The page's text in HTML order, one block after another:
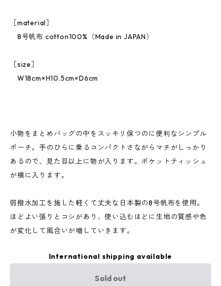
［material］
8号帆布 cotton100%（Made in JAPAN）
［size］
W18cm×H10.5cm×D6cm
小物をまとめバッグの中をスッキリ保つのに便利なシンプル
ポーチ。手のひらに乗るコンパクトさながらマチがしっかり
あるので、見た目以上に物が入ります。ポケットティッシュ
が横に入ります。
弱撥水加工を施した軽くて丈夫な日本製の8号帆布を使用。
ほどよい張りとコシがあり、使い込むほどに生地の質感や色
が変化して風合いが増していきます。
International shipping available
Sold out